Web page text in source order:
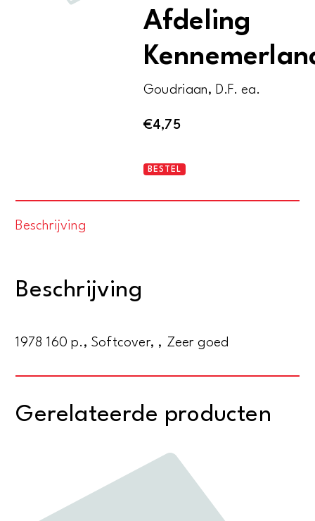
Afdeling
Goudriaan, D.F. ea.
€4,75
Gedenkboek
BESTEL
Beschrijving
Beschrijving
1978 160 p., Softcover, , Zeer goed
Gerelateerde producten